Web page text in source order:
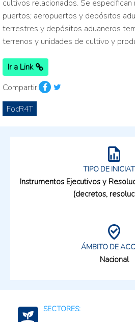
cultivos relacionados. Se
puertos; aeropuertos y depósitos
terrestres y depósitos aduaneros
terrenos y unidades de cultivo y
Ir a Link
Compartir:
FocR4T
TIPO DE
Instrumentos Ejecutivos y
(decretos,
ÁMBITO DE
Nacional
SECTORES: